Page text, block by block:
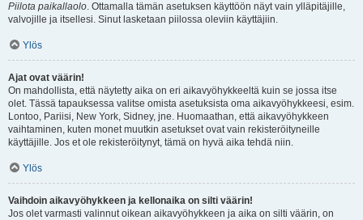
Piilota paikallaolo. Ottamalla tämän asetuksen käyttöön näyt vain ylläpitäjille,
valvojille ja itsellesi. Sinut lasketaan piilossa oleviin käyttäjiin.
Ylös
Ajat ovat väärin!
On mahdollista, että näytetty aika on eri aikavyöhykkeeltä kuin se jossa itse
olet. Tässä tapauksessa valitse omista asetuksista oma aikavyöhykkeesi, esim.
Lontoo, Pariisi, New York, Sidney, jne. Huomaathan, että aikavyöhykkeen
vaihtaminen, kuten monet muutkin asetukset ovat vain rekisteröityneille
käyttäjille. Jos et ole rekisteröitynyt, tämä on hyvä aika tehdä niin.
Ylös
Vaihdoin aikavyöhykkeen ja kellonaika on silti väärin!
Jos olet varmasti valinnut oikean aikavyöhykkeen ja aika on silti väärin, on